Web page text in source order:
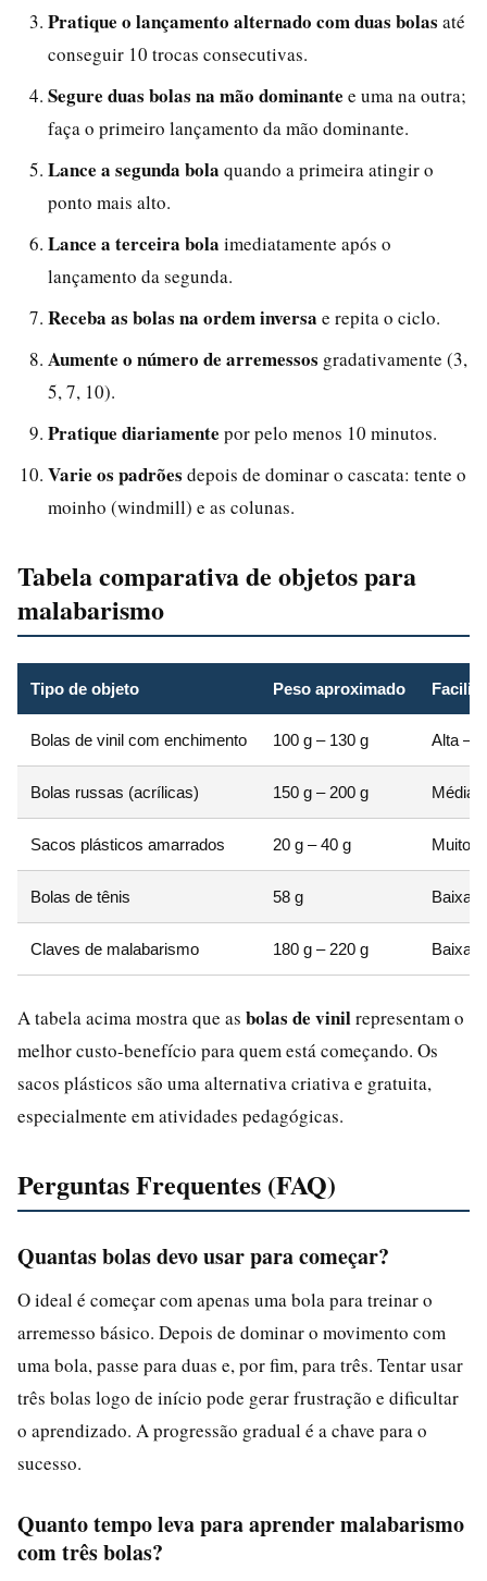
Pratique o lançamento alternado com duas bolas até
conseguir 10 trocas consecutivas.
Segure duas bolas na mão dominante e uma na outra;
faça o primeiro lançamento da mão dominante.
Lance a segunda bola quando a primeira atingir o
ponto mais alto.
Lance a terceira bola imediatamente após o
lançamento da segunda.
Receba as bolas na ordem inversa e repita o ciclo.
Aumente o número de arremessos gradativamente (3,
5, 7, 10).
Pratique diariamente por pelo menos 10 minutos.
Varie os padrões depois de dominar o cascata: tente o
moinho (windmill) e as colunas.
Tabela comparativa de objetos para
malabarismo
Tipo de objeto Peso aproximado
Bolas de vinil com enchimento 100 g – 130 g Alta –
Bolas russas (acrílicas) 150 g – 200 g Média
Sacos plásticos amarrados 20 g – 40 g Muito
Bolas de tênis 58 g Baixa
Claves de malabarismo 180 g – 220 g Baixa
A tabela acima mostra que as bolas de vinilrepresentam o
melhor custo-benefício para quem está começando. Os
sacos plásticos são uma alternativa criativa e gratuita,
especialmente em atividades pedagógicas.
Perguntas Frequentes (FAQ)
Quantas bolas devo usar para começar?
O ideal é começar com apenas uma bola para treinar o
arremesso básico. Depois de dominar o movimento com
uma bola, passe para duas e, por fim, para três. Tentar usar
três bolas logo de início pode gerar frustração e dificultar
o aprendizado. A progressão gradual é a chave para o
sucesso.
Quanto tempo leva para aprender malabarismo
com três bolas?